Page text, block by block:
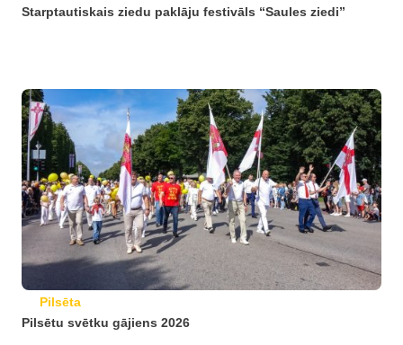
Starptautiskais ziedu paklāju festivāls “Saules ziedi”
Pilsēta
Pilsētu svētku gājiens 2026